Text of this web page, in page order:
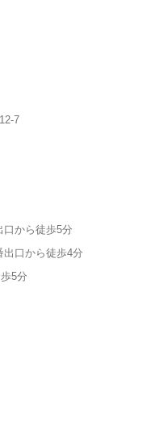
7
口から徒歩5分
出口から徒歩4分
5分